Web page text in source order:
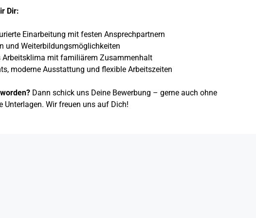
Dir:
Einarbeitung mit festen Ansprechpartnern
und Weiterbildungsmöglichkeiten
Arbeitsklima mit familiärem Zusammenhalt
moderne Ausstattung und flexible Arbeitszeiten
Dann schick uns Deine Bewerbung – gerne auch ohne
Unterlagen. Wir freuen uns auf Dich!